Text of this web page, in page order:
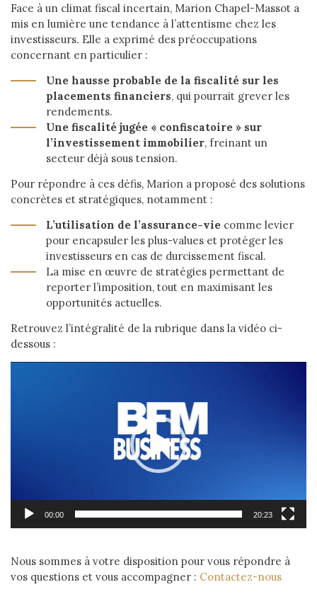
Face à un climat fiscal incertain, Marion Chapel-Massot a
mis en lumière une tendance à l’attentisme chez les
investisseurs. Elle a exprimé des préoccupations
concernant en particulier :
Une hausse probable de la fiscalité sur les
placements financiers, qui pourrait grever les
rendements.
Une fiscalité jugée « confiscatoire » sur
l’investissement immobilier, freinant un
secteur déjà sous tension.
Pour répondre à ces défis, Marion a proposé des solutions
concrètes et stratégiques, notamment :
L’utilisation de l’assurance-vie comme levier
pour encapsuler les plus-values et protéger les
investisseurs en cas de durcissement fiscal.
La mise en œuvre de stratégies permettant de
reporter l’imposition, tout en maximisant les
opportunités actuelles.
Retrouvez l’intégralité de la rubrique dans la vidéo ci-
dessous :
00:00 20:23
Nous sommes à votre disposition pour vous répondre à
vos questions et vous accompagner : Contactez-nous